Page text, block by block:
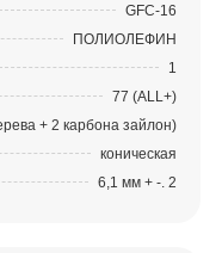
плотности
влаги.
GFC-16
ПОЛИОЛЕФИН
1
77 (ALL+)
+ 2 карбона зайлон)
коническая
6,1 мм + -. 2